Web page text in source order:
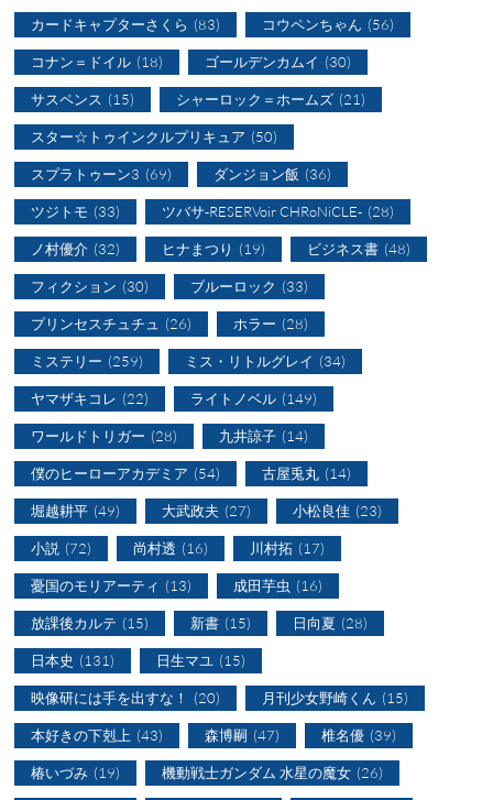
カードキャプターさくら (83) コウペンちゃん (56)
コナン＝ドイル (18) ゴールデンカムイ (30)
サスペンス (15) シャーロック＝ホームズ (21)
スター☆トゥインクルプリキュア (50)
スプラトゥーン3 (69) ダンジョン飯 (36)
ツジトモ (33) ツバサ-RESERVoir CHRoNiCLE- (28)
ノ村優介 (32) ヒナまつり (19) ビジネス書 (48)
フィクション (30) ブルーロック (33)
プリンセスチュチュ (26) ホラー (28)
ミステリー (259) ミス・リトルグレイ (34)
ヤマザキコレ (22) ライトノベル (149)
ワールドトリガー (28) 九井諒子 (14)
僕のヒーローアカデミア (54) 古屋兎丸 (14)
堀越耕平 (49) 大武政夫 (27) 小松良佳 (23)
小説 (72) 尚村透 (16) 川村拓 (17)
憂国のモリアーティ (13) 成田芋虫 (16)
放課後カルテ (15) 新書 (15) 日向夏 (28)
日本史 (131) 日生マユ (15)
映像研には手を出すな！ (20) 月刊少女野崎くん (15)
本好きの下剋上 (43) 森博嗣 (47) 椎名優 (39)
椿いづみ (19) 機動戦士ガンダム 水星の魔女 (26)